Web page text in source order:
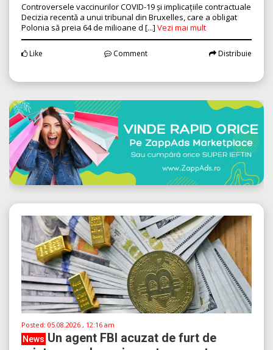
Controversele vaccinurilor COVID-19 și implicațiile contractuale
Decizia recentă a unui tribunal din Bruxelles, care a obligat
Polonia să preia 64 de milioane d [...] Vezi mai mult
Like Comment Distribuie
Posted: 05.08.2026 , 12:16 am
News Un agent FBI acuzat de furt de